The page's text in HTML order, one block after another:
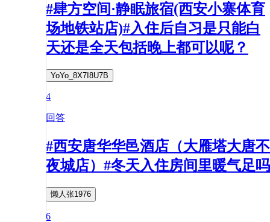
#肆方空间·静眠旅宿(西安小寨体育
场地铁站店)#入住后自习是只能白
天还是全天包括晚上都可以呢？
YoYo_8X7I8U7B
4
回答
#西安唐华华邑酒店（大雁塔大唐不
夜城店）#冬天入住房间里暖气足吗
懒人张1976
6